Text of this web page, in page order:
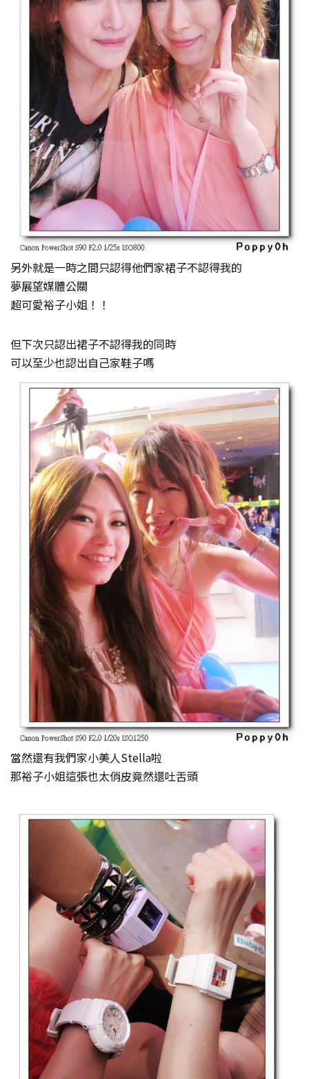
另外就是一時之間只認得他們家裙子不認得我的
夢展望媒體公關
超可愛裕子小姐！！
但下次只認出裙子不認得我的同時
可以至少也認出自己家鞋子嗎
當然還有我們家小美人Stella啦
那裕子小姐這張也太俏皮竟然還吐舌頭